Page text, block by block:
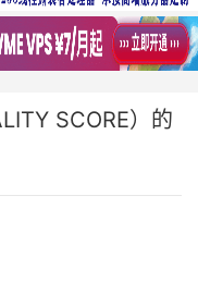
SCORE）的